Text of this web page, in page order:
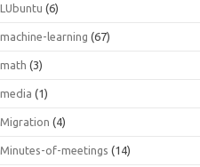
LUbuntu (6)
machine-learning (67)
math (3)
media (1)
Migration (4)
Minutes-of-meetings (14)